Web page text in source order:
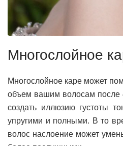
Многослойное
Многослойное каре может
объем вашим волосам после
создать иллюзию густоты
упругими и полными. В то
волос наслоение может